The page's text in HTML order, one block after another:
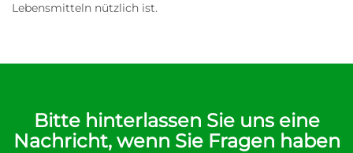
Lebensmitteln nützlich ist.
Bitte hinterlassen Sie uns eine
Nachricht, wenn Sie Fragen haben